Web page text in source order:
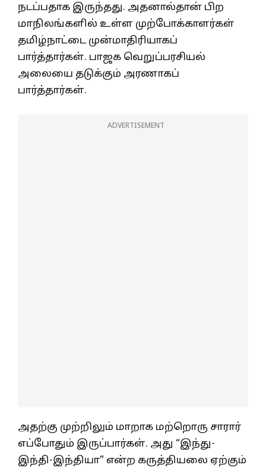
நடப்பதாக இருந்தது. அதனால்தான் பிற
மாநிலங்களில் உள்ள முற்போக்காளர்கள்
தமிழ்நாட்டை முன்மாதிரியாகப்
பார்த்தார்கள். பாஜக வெறுப்பரசியல்
அலையை தடுக்கும் அரணாகப்
பார்த்தார்கள்.
ADVERTISEMENT
அதற்கு முற்றிலும் மாறாக மற்றொரு சாரார்
எப்போதும் இருப்பார்கள். அது “இந்து-
இந்தி-இந்தியா” என்ற கருத்தியலை ஏற்கும்